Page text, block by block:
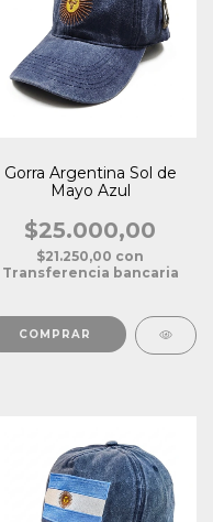
Gorra Argentina Sol de
Mayo Azul
$25.000,00
$21.250,00 con
Transferencia bancaria